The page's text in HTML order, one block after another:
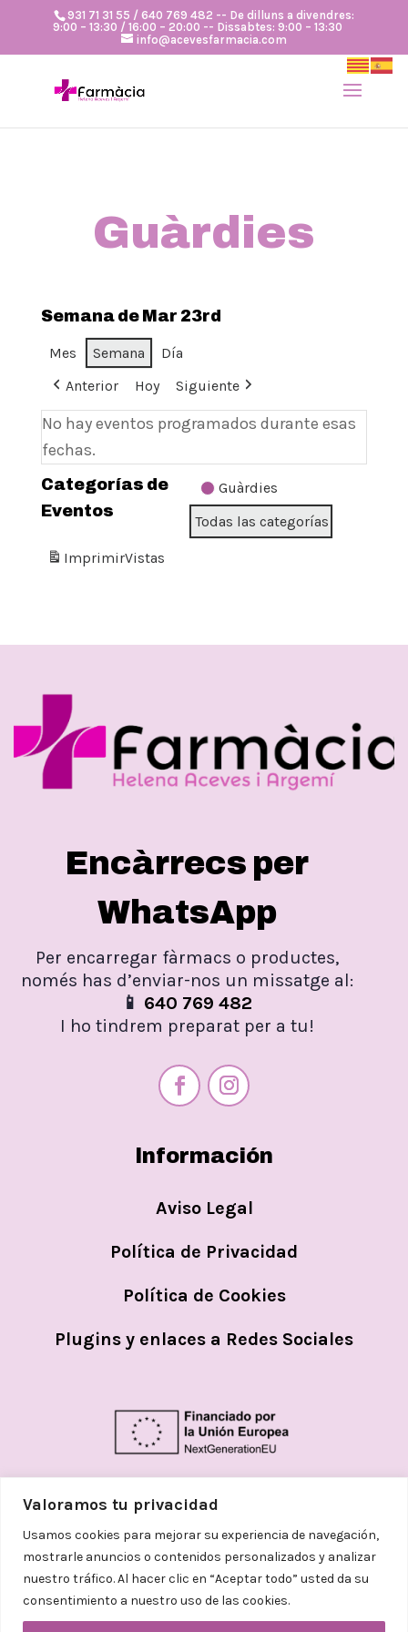
Valoramos tu privacidad
Usamos cookies para mejorar su experiencia de navegación,
mostrarle anuncios o contenidos personalizados y analizar
nuestro tráfico. Al hacer clic en “Aceptar todo” usted da su
consentimiento a nuestro uso de las cookies.
931 71 31 55 / 640 769 482 -- De dilluns a divendres:
9:00 – 13:30 / 16:00 – 20:00 -- Dissabtes: 9:00 – 13:30
info@acevesfarmacia.com
Guàrdies
Semana de Mar 23rd
Mes Semana
Día
Anterior
Hoy Siguiente
No hay eventos programados durante esas
fechas.
Categorías de
Eventos
Guàrdies
Todas las categorías
ImprimirVistas
Encàrrecs per
WhatsApp
Per encarregar fàrmacs o productes,
només has d’enviar-nos un missatge al:
📱 640 769 482
I ho tindrem preparat per a tu!
Información
Aviso Legal
Política de Privacidad
Política de Cookies
Plugins y enlaces a Redes Sociales
© 2026Helena Aceves Argemi | Todos los